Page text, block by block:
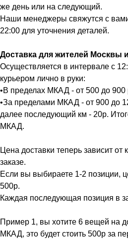
же день или на следующий.
Наши менеджеры свяжутся с
22:00 для уточнения деталей.
Доставка для жителей Москвы
Осуществляется в интервале с
курьером лично в руки:
•В пределах МКАД - от 500 до 900
•За пределами МКАД - от 900 до
далее последующий км - 20р.
МКАД.
Цена доставки теперь зависит от
заказе.
Если вы выбираете 1-2 позиции,
500р.
Каждая последующая позиция в
Пример 1, вы хотите 6 вещей на
МКАД, это будет стоить 500р за